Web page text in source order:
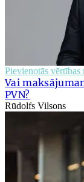
Pievienotās vērtības
Vai
PVN?
Rūdolfs Vilsons